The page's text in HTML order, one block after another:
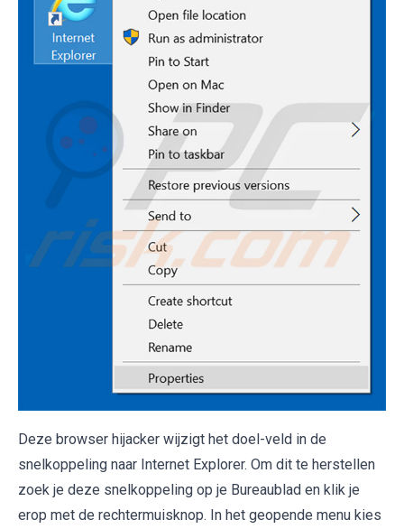
Deze browser hijacker wijzigt het doel-veld in de
snelkoppeling naar Internet Explorer. Om dit te herstellen
zoek je deze snelkoppeling op je Bureaublad en klik je
erop met de rechtermuisknop. In het geopende menu kies